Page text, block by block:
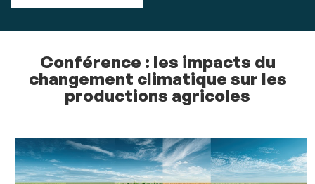
Conférence : les impacts du
changement climatique sur les
productions agricoles